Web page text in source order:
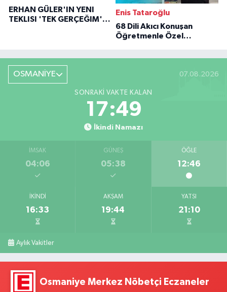
ERHAN GÜLER'IN YENI
TEKLISI 'TEK GERÇEĞIM'LE
Enis Tataroğlu
68 Dili Akıcı Konuşan
Öğretmenle Özel
OSMANİYE 07.08.2026
SONRAKI VAKTE KALAN
17:48
İkindi Namazı
İMSAK
04:06
GÜNEŞ
05:38
ÖĞLE
12:46
İKINDI
16:33
AKŞAM
19:44
YATSI
21:10
Aylık Vakitler
Osmaniye Merkez Nöbetçi Eczaneler